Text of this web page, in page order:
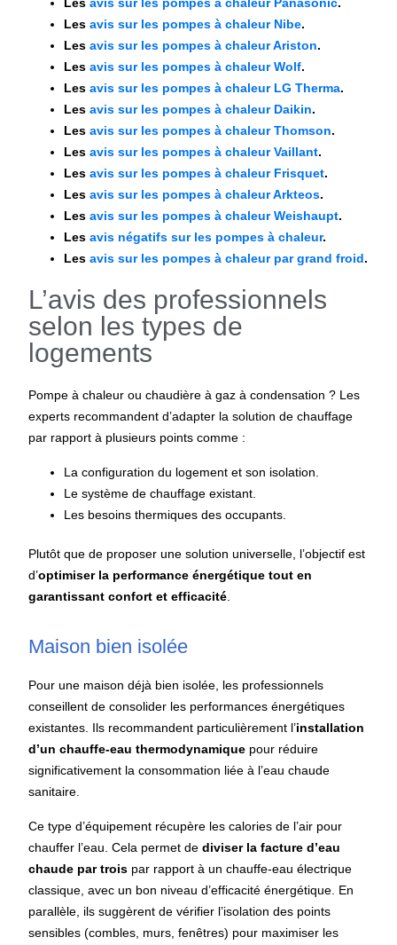
Lesavis sur les pompes à chaleur Panasonic.
Lesavis sur les pompes à chaleur Nibe.
Lesavis sur les pompes à chaleur Ariston.
Lesavis sur les pompes à chaleur Wolf.
Lesavis sur les pompes à chaleur LG Therma.
Lesavis sur les pompes à chaleur Daikin.
Lesavis sur les pompes à chaleur Thomson.
Lesavis sur les pompes à chaleur Vaillant.
Lesavis sur les pompes à chaleur Frisquet.
Lesavis sur les pompes à chaleur Arkteos.
Lesavis sur les pompes à chaleur Weishaupt.
Lesavis négatifs sur les pompes à chaleur.
Lesavis sur les pompes à chaleur par grand froid.
L’avis des professionnels
selon les types de
logements
Pompe à chaleur ou chaudière à gaz à condensation? Les
experts recommandent d’adapter la solution de chauffage
par rapport à plusieurs points comme :
La configuration du logement et son isolation.
Le système de chauffage existant.
Les besoins thermiques des occupants.
Plutôt que de proposer une solution universelle, l’objectif est
d’optimiser la performance énergétique tout en
garantissant confort et efficacité
Maison bien isolée
Pour une maison déjà bien isolée, les professionnels
conseillent de consolider les performances énergétiques
existantes. Ils recommandent particulièrement l’installation
d’un chauffe-eau thermodynamique pour réduire
significativement la consommation liée à l’eau chaude
sanitaire.
Ce type d’équipement récupère les calories de l’air pour
chauffer l’eau. Cela permet dediviser la facture d’eau
chaude par trois par rapport à un chauffe-eau électrique
classique, avec un bon niveau d’efficacité énergétique. En
parallèle, ils suggèrent de vérifier l’isolation des points
sensibles (combles, murs, fenêtres) pour maximiser les